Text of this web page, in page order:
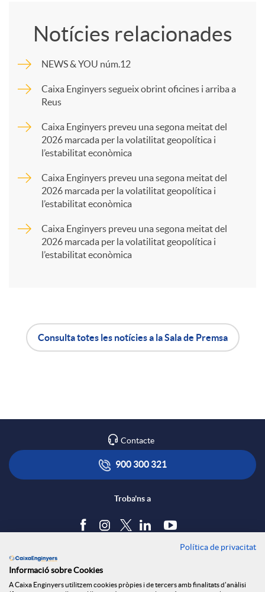
m
p
a
x
S
Notícies relacionades
NEWS & YOU núm.12
Caixa Enginyers segueix obrint oficines i arriba a
Reus
Caixa Enginyers preveu una segona meitat del
2026 marcada per la volatilitat geopolítica i
l’estabilitat econòmica
Caixa Enginyers preveu una segona meitat del
2026 marcada per la volatilitat geopolítica i
l’estabilitat econòmica
Caixa Enginyers preveu una segona meitat del
2026 marcada per la volatilitat geopolítica i
l’estabilitat econòmica
i
c
ó
a
Consulta totes les notícies a la Sala de Premsa
Contacte
900 300 321
Troba'ns a
Política de cookies
Política de privacitat
Informació sobre Cookies
A Caixa Enginyers utilitzem cookies pròpies i de tercers amb finalitats d'anàlisi